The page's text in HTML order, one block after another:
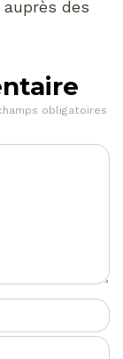
des
obligatoires